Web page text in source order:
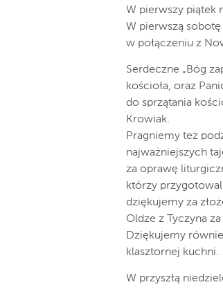
W pierwszy piątek
W pierwszą
w połączeniu z
Serdeczne „Bóg
kościoła, oraz
do sprzątania
Krowiak.
Pragniemy też
najważniejszych
za oprawę
którzy
dziękujemy za
Oldze z Tyczyna
Dziękujemy
klasztornej kuchni.
W przyszłą